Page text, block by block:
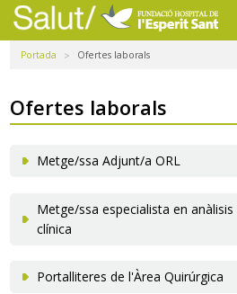
Navegació
principal
Usuaris
Professionals
La FHES
Portada Ofertes laborals
Ofertes laborals
Metge/ssa Adjunt/a ORL
Metge/ssa especialista en
clínica
Portalliteres de l'Àrea Quirúrgica